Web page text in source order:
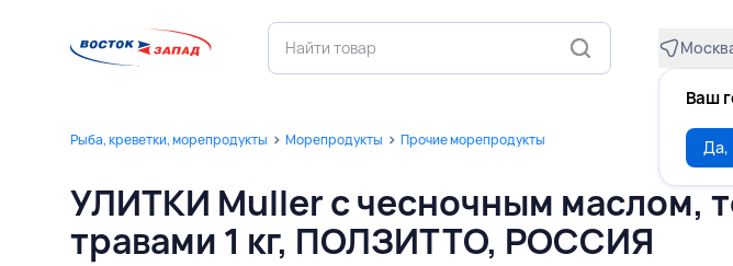
Ваш
Да,
Рыба, креветки, морепродукты Морепродукты Прочие морепродукты
УЛИТКИ Muller с чесночным маслом,
травами 1 кг, ПОЛЗИТТО, РОССИЯ